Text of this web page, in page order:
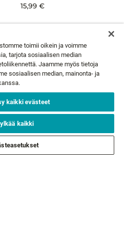
15,99 €
toimii oikein ja voimme
tarjota sosiaalisen median
Jaamme myös tietoja
sosiaalisen median, mainonta- ja
kaikki evästeet
kaikki